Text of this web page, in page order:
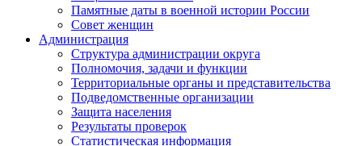
Памятные даты в военной истории России
Совет женщин
Администрация
Структура администрации округа
Полномочия, задачи и функции
Территориальные органы и представительства
Подведомственные организации
Защита населения
Результаты проверок
Статистическая информация